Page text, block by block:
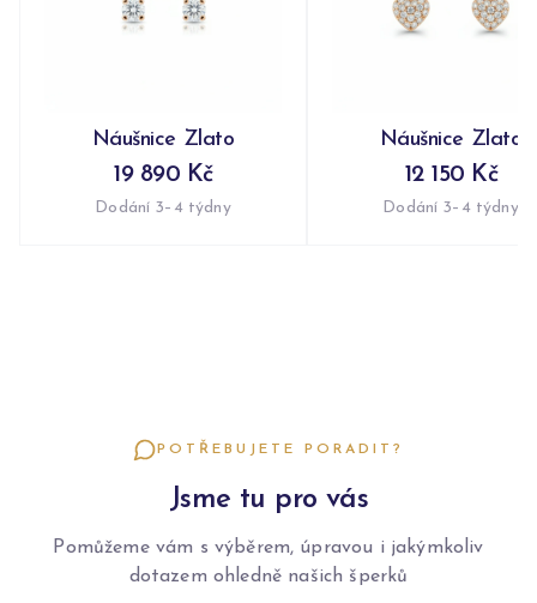
Náušnice Zlato
19 890 Kč
Dodání 3–4 týdny
Náušnice Zlato
12 150 Kč
Dodání 3–4 týdny
POTŘEBUJETE PORADIT?
Jsme tu pro vás
Pomůžeme vám s výběrem, úpravou i jakýmkoliv
dotazem ohledně našich šperků